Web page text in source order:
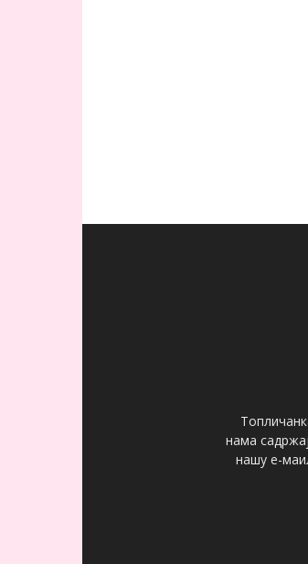
нама
нашу е-